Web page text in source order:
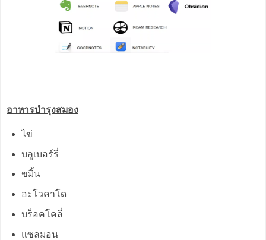
อาหารบำรุงสมอง
ไข่
บลูเบอร์รี่
ขมิ้น
อะโวคาโด
บร็อคโคลี่
แซลมอน